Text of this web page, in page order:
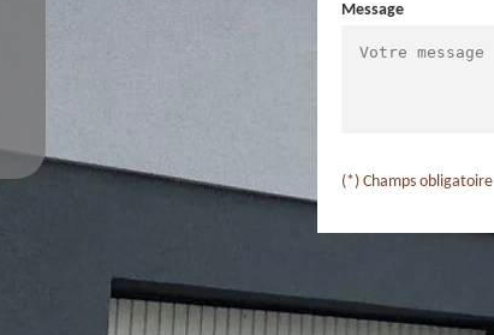
Message
(*) Champs obligatoire